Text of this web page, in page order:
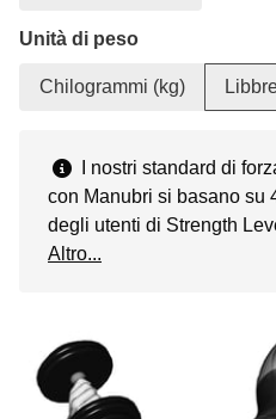
Unità di peso
Chilogrammi (kg)
I nostri standard di
con Manubri si basano su
degli utenti di Strength
Altro...